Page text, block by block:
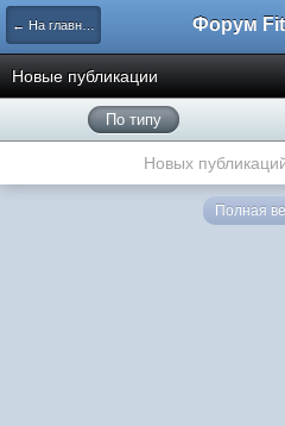
← На главную Форум
Новые публикации
По типу
Новых
Полная